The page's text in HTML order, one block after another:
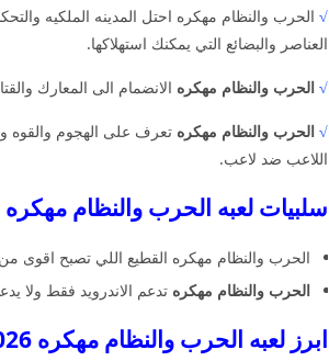
√
العناصر والبضائع التي يمكنك استهلاكها.
√ الحرب والنظام مهكره الانضمام الى المعارك
√ الحرب والنظام مهكره تعرف على الهجوم والقوه
اللاعب ضد لاعب.
سلبيات لعبه الحرب والنظام مهكره 2026
الحرب والنظام مهكره القطيع اللي تصبح اقوى
الحرب والنظام مهكره تدعم الاندرويد فقط ولا
ابرز لعبه الحرب والنظام مهكره 2026 اخر اصدار الحرب والنظام مهكره